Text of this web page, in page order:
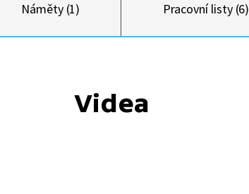
Náměty (1) Pracovní listy (6)
Videa